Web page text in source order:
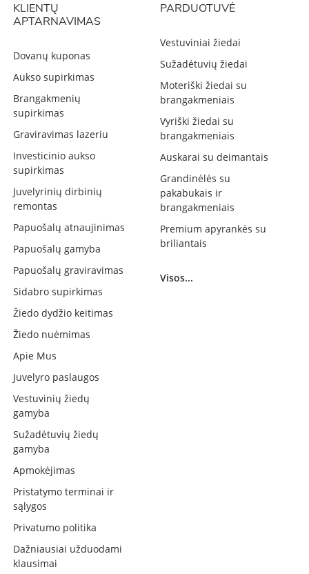
KLIENTŲ
APTARNAVIMAS
Dovanų kuponas
Aukso supirkimas
Brangakmenių
supirkimas
Graviravimas lazeriu
Investicinio aukso
supirkimas
Juvelyrinių dirbinių
remontas
Papuošalų atnaujinimas
Papuošalų gamyba
Papuošalų graviravimas
Sidabro supirkimas
Žiedo dydžio keitimas
Žiedo nuėmimas
Apie Mus
Juvelyro paslaugos
Vestuvinių žiedų
gamyba
Sužadėtuvių žiedų
gamyba
Apmokėjimas
Pristatymo terminai ir
sąlygos
Privatumo politika
Dažniausiai užduodami
klausimai
PARDUOTUVĖ
Vestuviniai žiedai
Sužadėtuvių žiedai
Moteriški žiedai su
brangakmeniais
Vyriški žiedai su
brangakmeniais
Auskarai su deimantais
Grandinėlės su
pakabukais ir
brangakmeniais
Premium apyrankės su
briliantais
Visos...